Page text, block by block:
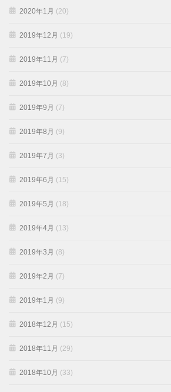
2020年1月 (20)
2019年12月 (19)
2019年11月 (7)
2019年10月 (8)
2019年9月 (7)
2019年8月 (9)
2019年7月 (3)
2019年6月 (15)
2019年5月 (18)
2019年4月 (13)
2019年3月 (8)
2019年2月 (7)
2019年1月 (9)
2018年12月 (15)
2018年11月 (29)
2018年10月 (33)